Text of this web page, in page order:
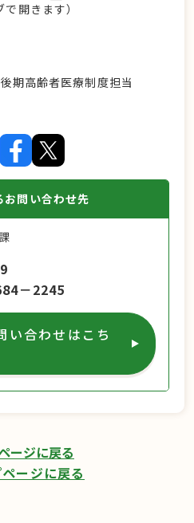
開きます）
期高齢者医療制度担当
お問い合わせ先
－2245
い合わせはこち
ージに戻る
ージに戻る